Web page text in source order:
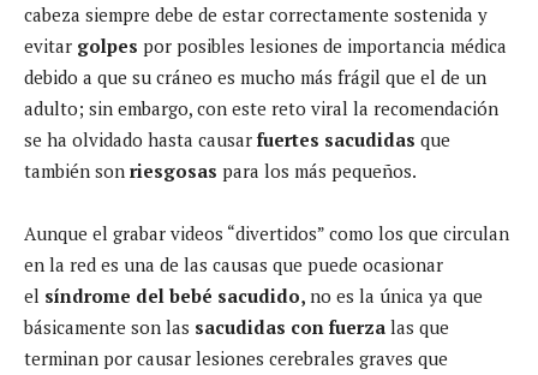
cabeza siempre debe de estar correctamente sostenida y
evitar golpes por posibles lesiones de importancia médica
debido a que su cráneo es mucho más frágil que el de un
adulto; sin embargo, con este reto viral la recomendación
se ha olvidado hasta causar fuertes sacudidas que
también son riesgosas para los más pequeños.
Aunque el grabar videos “divertidos” como los que circulan
en la red es una de las causas que puede ocasionar
el síndrome del bebé sacudido, no es la única ya que
básicamente son las sacudidas con fuerza las que
terminan por causar lesiones cerebrales graves que